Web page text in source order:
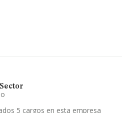
5 cargos en esta empresa